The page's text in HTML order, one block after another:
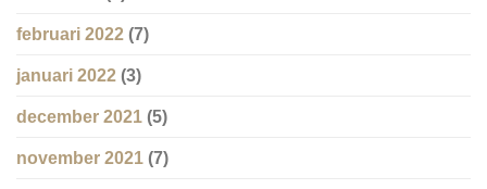
februari 2022 (7)
januari 2022 (3)
december 2021 (5)
november 2021 (7)